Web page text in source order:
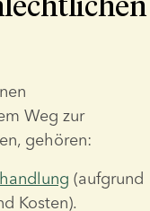
Weg zur
gehören:
(aufgrund
Kosten).